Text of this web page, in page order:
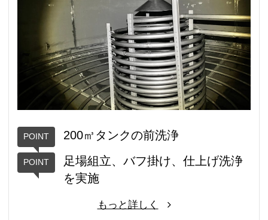
200㎥タンクの前洗浄
足場組立、バフ掛け、仕上げ洗浄
を実施
もっと詳しく